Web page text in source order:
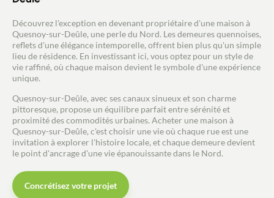
Découvrez l'exception en devenant propriétaire d'une maison à
Quesnoy-sur-Deûle, une perle du Nord. Les demeures quennoises,
reflets d'une élégance intemporelle, offrent bien plus qu'un simple
lieu de résidence. En investissant ici, vous optez pour un style de
vie raffiné, où chaque maison devient le symbole d'une expérience
unique.
Quesnoy-sur-Deûle, avec ses canaux sinueux et son charme
pittoresque, propose un équilibre parfait entre sérénité et
proximité des commodités urbaines. Acheter une maison à
Quesnoy-sur-Deûle, c'est choisir une vie où chaque rue est une
invitation à explorer l'histoire locale, et chaque demeure devient
le point d'ancrage d'une vie épanouissante dans le Nord.
Concrétisez votre projet